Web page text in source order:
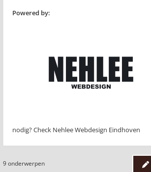
Powered by:
nodig? Check Nehlee Webdesign Eindhoven
9 onderwerpen